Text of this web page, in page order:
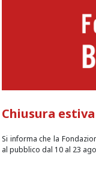
Chiusura estiva
Si informa che la
al pubblico dal 10 al 23